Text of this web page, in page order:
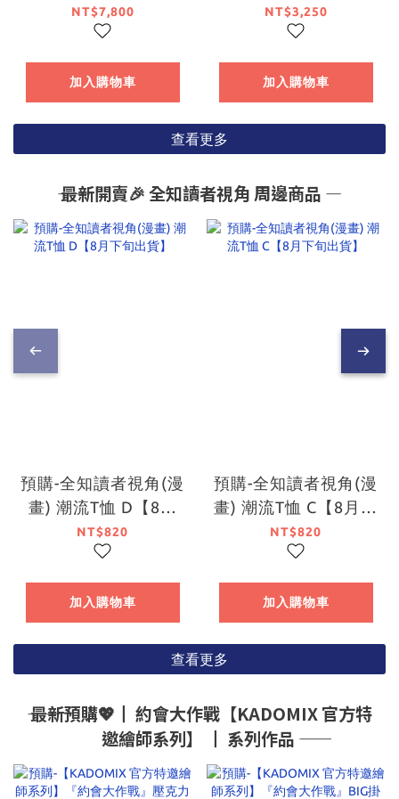
1/6比例模型【日本進
口精品】
NT$7,800
加入購物車
SERIES 「狼與辛香料
MERCHANT MEETS
THE WISE WOLF」
赫蘿 DX ver.【日本進
口精品】
NT$3,250
加入購物車
查看更多
―― 最新開賣🎉 全知讀者視角 周邊商品 ―
預購-全知讀者視角(漫
畫) 潮流T恤 D【8月
下旬出貨】
NT$820
加入購物車
預購-全知讀者視角(漫
畫) 潮流T恤 C【8月下
旬出貨】
NT$820
加入購物車
查看更多
―― 最新預購💖┃ 約會大作戰【KADOMIX 官方特
邀繪師系列】 ┃ 系列作品 ――